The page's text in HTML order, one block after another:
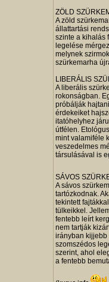
ZÖLD
A zöld
állattartási
szinte a kihalás
legelése
melynek
szürkemarha
LIBERÁLIS
A liberális
rokonságban.
próbálják
érdekeiket
itatóhelyhez
útfélen.
mint valamiféle
veszedelmes
társulásával is
SÁVOS
A sávos
tartózkodnak.
tekintett
tülkeikkel.
fentebb leírt
nem tartják
irányban kijjebb
szomszédos
szerint, ahol
a fentebb